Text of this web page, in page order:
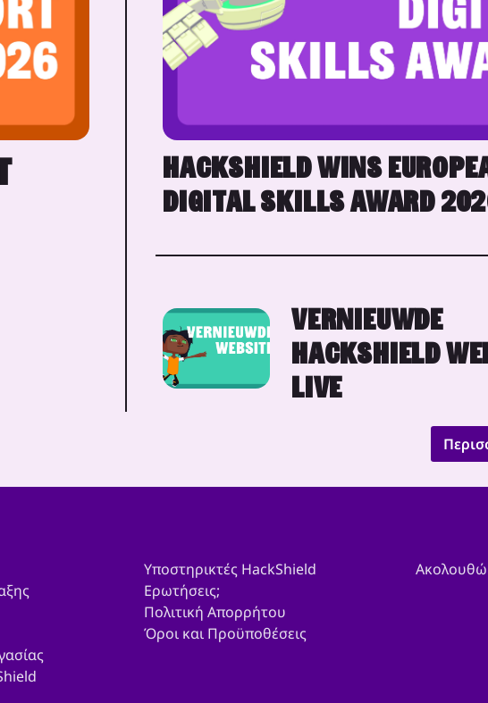
HACKSHIELD WINS
DIGITAL SKILLS AWARD
VERNIEUWDE
HACKSHIELD
LIVE
Υποστηρικτές HackShield
Ερωτήσεις;
Πολιτική Απορρήτου
Όροι και Προϋποθέσεις
Ακολουθώ